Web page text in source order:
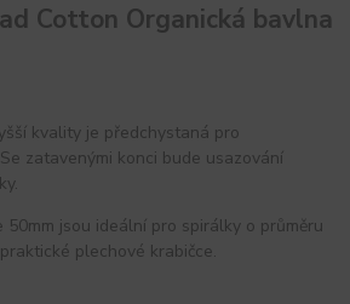
Cotton Organická bavlna
kvality je předchystaná pro
zatavenými konci bude usazování
jsou ideální pro spirálky o průměru
plechové krabičce.